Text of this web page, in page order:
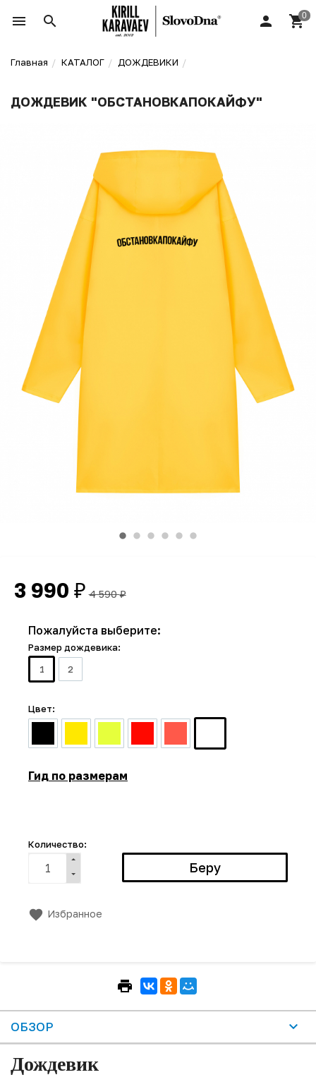
Главная КАТАЛОГ ДОЖДЕВИКИ
ДОЖДЕВИК "ОБСТАНОВКАПОКАЙФУ"
3 990 ₽ 4 590₽
Пожалуйста выберите:
Размер дождевика:
1
2
Цвет:
Гид по размерам
Количество:
Избранное
ОБЗОР
Дождевик